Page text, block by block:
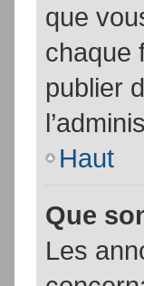
que
chaque
publier
Haut
Que
Les